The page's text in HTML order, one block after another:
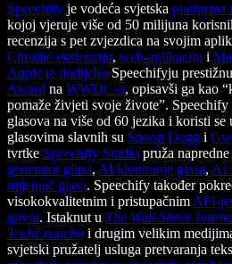
Speechify je vodeća svjetska platforma
kojoj vjeruje više od 50 milijuna
recenzija s pet zvjezdica na svojim
Chrome ekstenziju, web-aplikaciju i
Apple je dodijelio Speechifyju
Award na WWDC-u, opisavši ga kao
pomaže živjeti svoje živote”.
glasova na više od 60 jezika i koristi
glasovima slavnih su Snoop Dogg i
tvrtke Speechify Studio pruža
generator glasa, AI kloniranje glasa, AI
mijenjač glasa. Speechify također
visokokvalitetnim i pristupačnim API-
govor. Istaknut u The Wall Street
TechCrunchu i drugim velikim
svjetski pružatelj usluga pretvaranja